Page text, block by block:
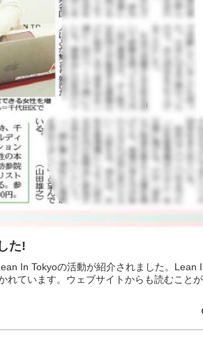
た!
In Tokyoの活動が紹介されました。Lean
れています。ウェブサイトからも読むこと